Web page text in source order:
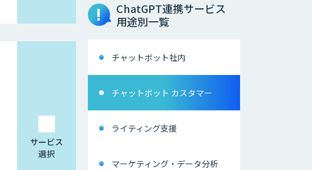
サービス
選択
ChatGPT連携サービス
用途別一覧
チャットボット社内
チャットボット カスタマー
ライティング支援
マーケティング・データ分析